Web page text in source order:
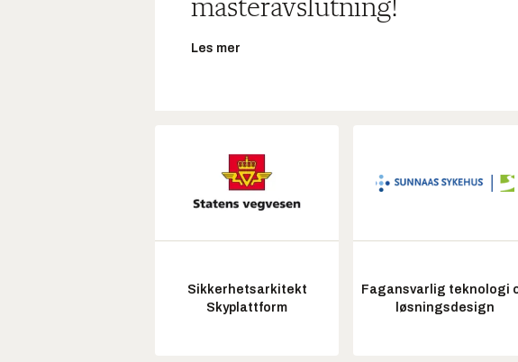
masteravslutning!
Les mer
Sikkerhetsarkitekt
Skyplattform
Fagansvarlig teknologi
løsningsdesign